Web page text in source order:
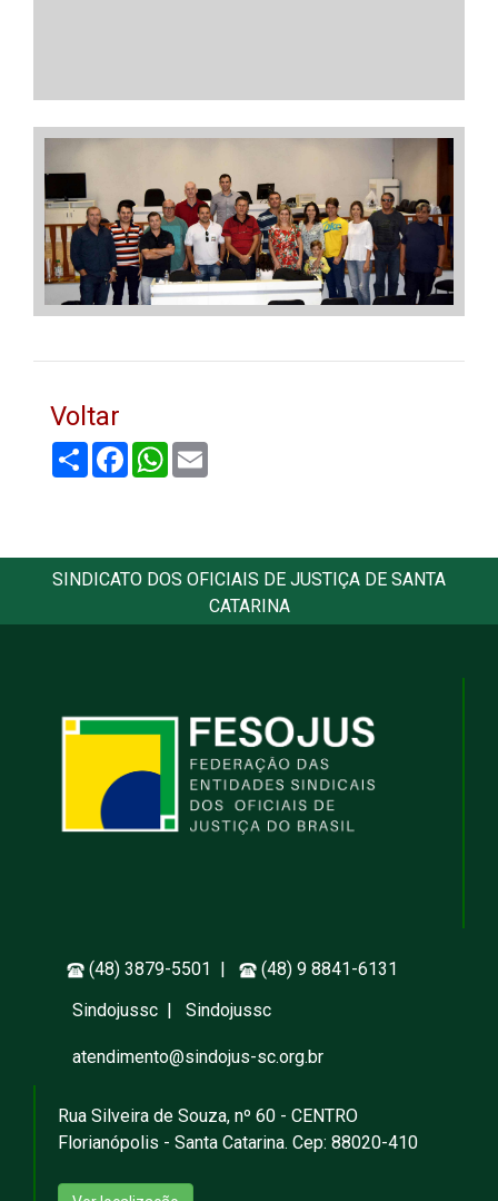
Voltar
Share FacebookWhatsApp
SINDICATO DOS OFICIAIS DE JUSTIÇA DE SANTA
CATARINA
(48) 3879-5501 |
(48) 9 8841-6131
Sindojussc
Sindojussc
atendimento@sindojus-sc.org.br
Rua Silveira de Souza, nº 60 - CENTRO
Florianópolis - Santa Catarina. Cep: 88020-410